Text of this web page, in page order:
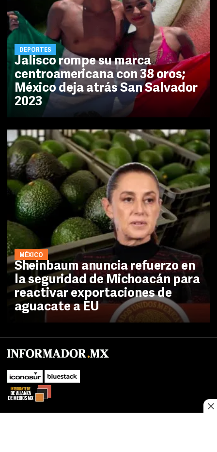
DEPORTES
Jalisco rompe su marca
centroamericana con 38 oros;
México deja atrás San Salvador
2023
MÉXICO
Sheinbaum anuncia refuerzo en
la seguridad de Michoacán para
reactivar exportaciones de
aguacate a EU